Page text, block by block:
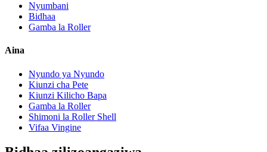
Nyumbani
Bidhaa
Gamba la Roller
Aina
Nyundo ya Nyundo
Kiunzi cha Pete
Kiunzi Kilicho Bapa
Gamba la Roller
Shimoni la Roller Shell
Vifaa Vingine